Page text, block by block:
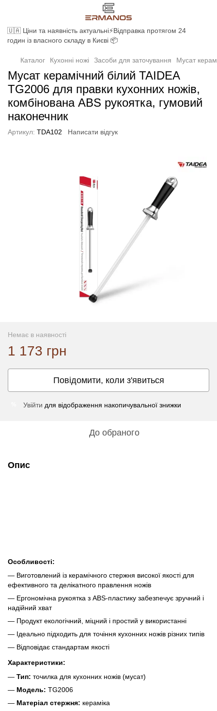
🇺🇦 Ціни та наявність актуальні⚡Відправка протягом 24
годин із власного складу в Києві 📦
Каталог Кухонні ножі Засоби для заточування Мусат
Мусат керамічний білий TAIDEA
TG2006 для правки кухонних ножів,
комбінована ABS рукоятка, гумовий
наконечник
Артикул: TDA102 Написати відгук
Немає в наявності
1 173 грн
Повідомити, коли з'явиться
Увійти для відображення накопичувальної знижки
До обраного
Опис
Особливості:
— Виготовлений із керамічного стержня високої якості для
ефективного та делікатного правлення ножів
— Ергономічна рукоятка з ABS-пластику забезпечує зручний і
надійний хват
— Продукт екологічний, міцний і простий у використанні
— Ідеально підходить для точіння кухонних ножів різних типів
— Відповідає стандартам якості
Характеристики:
— Тип: точилка для кухонних ножів (мусат)
— Модель: TG2006
— Матеріал стержня: кераміка